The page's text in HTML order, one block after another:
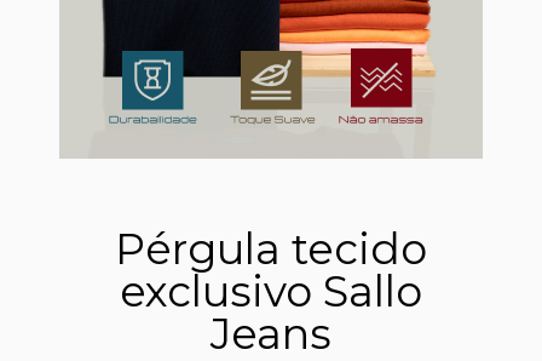
Pérgula tecido
exclusivo Sallo
Jeans